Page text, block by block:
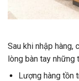
Sau khi nhập hàng,
lòng bàn tay những
Lượng hàng tồn